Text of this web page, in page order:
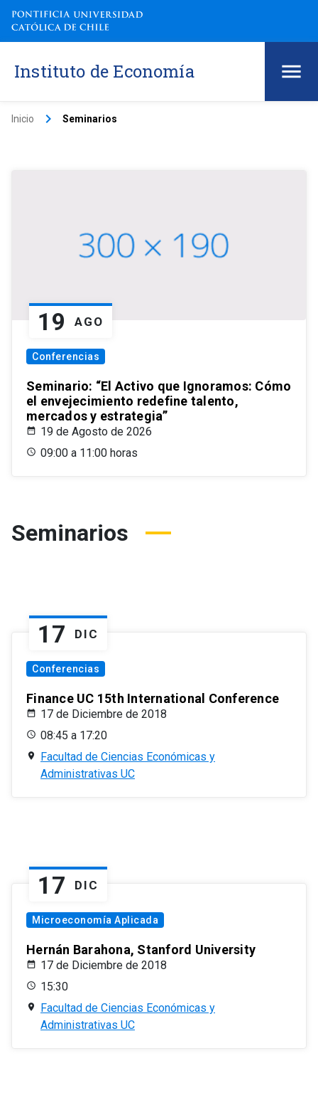
Instituto de Economía
Inicio keyboard_arrow_right Seminarios
19 AGO
Conferencias
Seminario: “El Activo que Ignoramos: Cómo
el envejecimiento redefine talento,
mercados y estrategia”
19 de Agosto de 2026
09:00 a 11:00 horas
Seminarios
17 DIC
Conferencias
Finance UC 15th International Conference
17 de Diciembre de 2018
08:45 a 17:20
Facultad de Ciencias Económicas y
Administrativas UC
17 DIC
Microeconomía Aplicada
Hernán Barahona, Stanford University
17 de Diciembre de 2018
15:30
Facultad de Ciencias Económicas y
Administrativas UC